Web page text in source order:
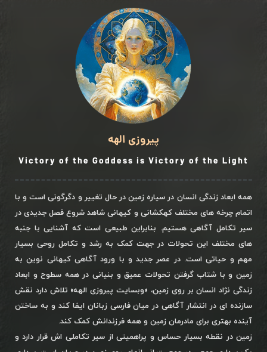
پیروزی الهه
Victory of the Goddess is Victory of the Light
همه ابعاد زندگی انسان در سیاره زمین در حال تغییر و دگرگونی است و با
اتمام چرخه های مختلف کهکشانی و کیهانی شاهد شروع فصل جدیدی در
سیر تکامل آگاهی هستیم. بنابراین طبیعی است که آشنایی با جنبه
های مختلف این تحولات در جهت کمک به رشد و تکامل روحی بسیار
مهم و حیاتی است. در عصر جدید و با ورود آگاهی کیهانی نوین به
زمین و با شتاب گرفتن تحولات عمیق و بنیانی در همه سطوح و ابعاد
زندگی نژاد انسان بر روی زمین، «وبسایت پیروزی الهه» تلاش دارد نقش
سازنده ای در انتشار آگاهی در میان فارسی زبانان ایفا کند و به ساختن
آینده بهتری برای مادرمان زمین و همه فرزندانش کمک کند.
زمین در نقطه بسیار حساس و پراهمیتی از سیر تکاملی اش قرار دارد و